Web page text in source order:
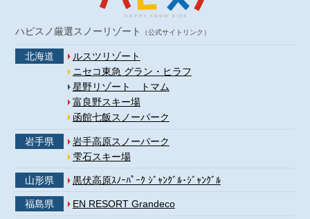
ハピスノ厳選スノーリゾート （公式サイトリンク）
北海道
ルスツリゾート
ニセコ東急 グラン・ヒラフ
星野リゾート トマム
富良野スキー場
函館七飯スノーパーク
岩手県
岩手高原スノーパーク
雫石スキー場
山形県 黒伏高原ｽﾉｰﾊﾟｰｸ ｼﾞｬﾝｸﾞﾙ･ｼﾞｬﾝｸﾞﾙ
福島県 EN RESORT Grandeco